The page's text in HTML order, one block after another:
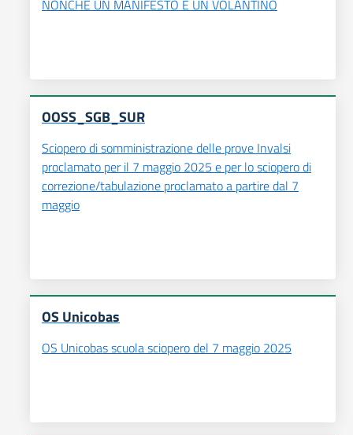
NONCHÉ UN MANIFESTO E UN VOLANTINO
OOSS_SGB_SUR
Sciopero di somministrazione delle prove Invalsi
proclamato per il 7 maggio 2025 e per lo sciopero di
correzione/tabulazione proclamato a partire dal 7
maggio
OS Unicobas
OS Unicobas scuola sciopero del 7 maggio 2025